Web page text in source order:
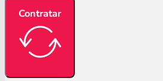
Contratar